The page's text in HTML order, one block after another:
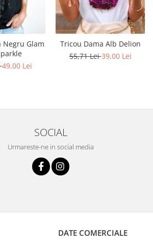
Negru Glam
49,00 Lei
Tricou Dama Alb Delion
55,71 Lei39,00 Lei
SOCIAL
Urmareste-ne in social media
DATE COMERCIALE